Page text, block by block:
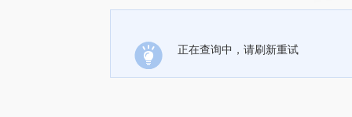
正在查询中，请刷新重试